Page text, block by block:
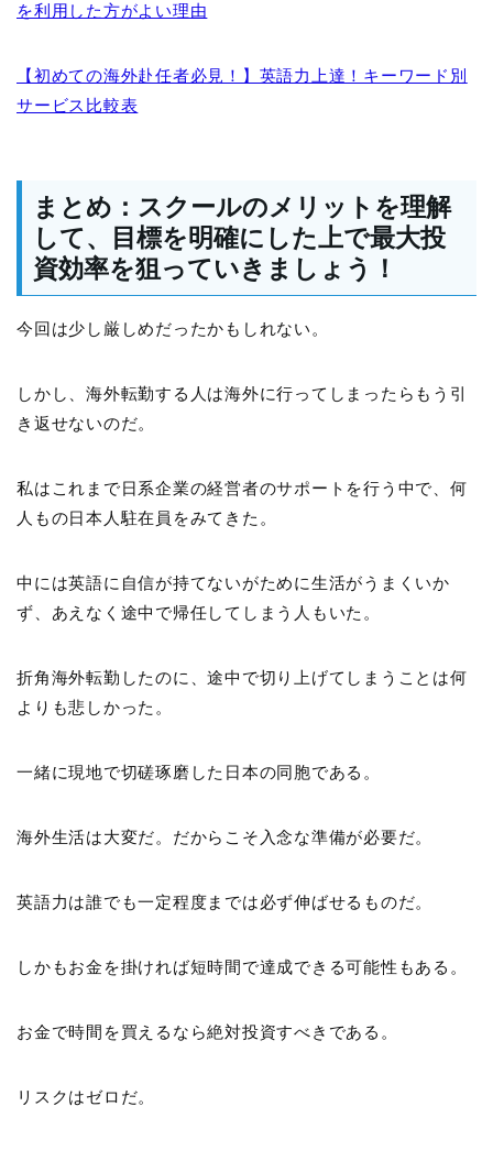
を利用した方がよい理由
【初めての海外赴任者必見！】英語力上達！キーワード別
サービス比較表
まとめ：スクールのメリットを理解
して、目標を明確にした上で最大投
資効率を狙っていきましょう！
今回は少し厳しめだったかもしれない。
しかし、海外転勤する人は海外に行ってしまったらもう引
き返せないのだ。
私はこれまで日系企業の経営者のサポートを行う中で、何
人もの日本人駐在員をみてきた。
中には英語に自信が持てないがために生活がうまくいか
ず、あえなく途中で帰任してしまう人もいた。
折角海外転勤したのに、途中で切り上げてしまうことは何
よりも悲しかった。
一緒に現地で切磋琢磨した日本の同胞である。
海外生活は大変だ。だからこそ入念な準備が必要だ。
英語力は誰でも一定程度までは必ず伸ばせるものだ。
しかもお金を掛ければ短時間で達成できる可能性もある。
お金で時間を買えるなら絶対投資すべきである。
リスクはゼロだ。